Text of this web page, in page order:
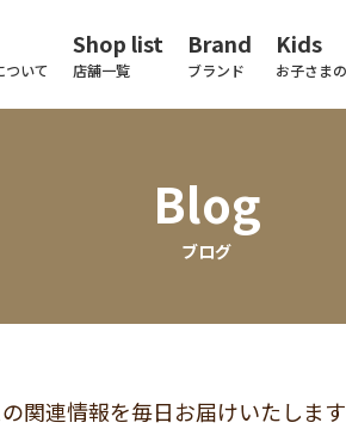
ついて
Shop list
店舗一覧
Brand
ブランド
Kids
お子さま
Blog
ブログ
関連情報を毎日お届けいたします